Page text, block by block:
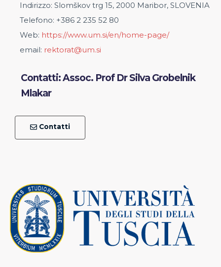
Indirizzo: Slomškov trg 15, 2000 Maribor, SLOVENIA
Telefono: +386 2 235 52 80
Web: https://www.um.si/en/home-page/
email: rektorat@um.si
Contatti: Assoc. Prof Dr Silva Grobelnik
Mlakar
Contatti